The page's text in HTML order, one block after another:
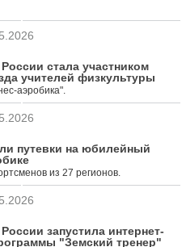
стала участником
учителей физкультуры
аэробика".
путевки на юбилейный
из 27 регионов.
запустила интернет-
"Земский тренер"